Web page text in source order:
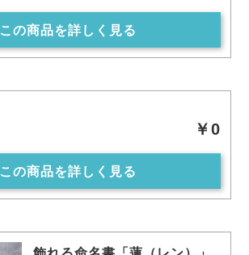
この商品を詳しく見る
￥0
この商品を詳しく見る